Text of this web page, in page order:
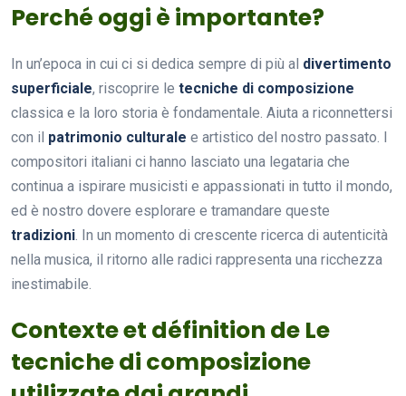
Perché oggi è importante?
In un’epoca in cui ci si dedica sempre di più al divertimento
superficiale, riscoprire le tecniche di composizione
classica e la loro storia è fondamentale. Aiuta a riconnettersi
con il patrimonio culturale e artistico del nostro passato. I
compositori italiani ci hanno lasciato una legataria che
continua a ispirare musicisti e appassionati in tutto il mondo,
ed è nostro dovere esplorare e tramandare queste
tradizioni . In un momento di crescente ricerca di autenticità
nella musica, il ritorno alle radici rappresenta una ricchezza
inestimabile.
Contexte et définition de Le
tecniche di composizione